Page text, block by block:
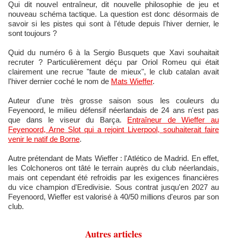
Qui dit nouvel entraîneur, dit nouvelle philosophie de jeu et
nouveau schéma tactique. La question est donc désormais de
savoir si les pistes qui sont à l'étude depuis l'hiver dernier, le
sont toujours ?
Quid du numéro 6 à la Sergio Busquets que Xavi souhaitait
recruter ? Particulièrement déçu par Oriol Romeu qui était
clairement une recrue "faute de mieux", le club catalan avait
l'hiver dernier coché le nom de Mats Wieffer.
Auteur d'une très grosse saison sous les couleurs du
Feyenoord, le milieu défensif néerlandais de 24 ans n'est pas
que dans le viseur du Barça. Entraîneur de Wieffer au
Feyenoord, Arne Slot qui a rejoint Liverpool, souhaiterait faire
venir le natif de Borne.
Autre prétendant de Mats Wieffer : l'Atlético de Madrid. En effet,
les Colchoneros ont tâté le terrain auprès du club néerlandais,
mais ont cependant été refroidis par les exigences financières
du vice champion d'Eredivisie. Sous contrat jusqu'en 2027 au
Feyenoord, Wieffer est valorisé à 40/50 millions d'euros par son
club.
Autres articles